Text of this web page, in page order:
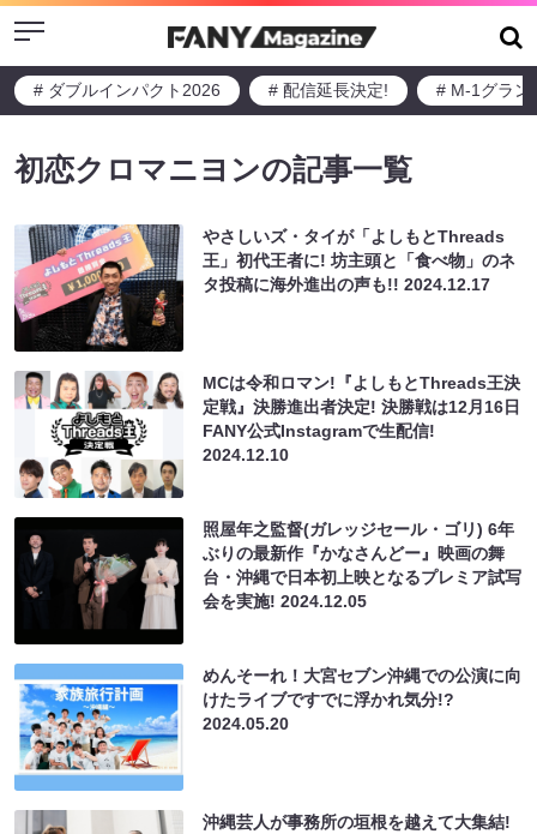
Menu
# ダブルインパクト2026 # 配信延長決定! # M-1グラン
初恋クロマニヨンの記事一覧
やさしいズ・タイが「よしもとThreads
王」初代王者に! 坊主頭と「食べ物」のネ
タ投稿に海外進出の声も!!2024.12.17
MCは令和ロマン!『よしもとThreads王決
定戦』決勝進出者決定! 決勝戦は12月16日
FANY公式Instagramで生配信!
2024.12.10
照屋年之監督(ガレッジセール・ゴリ) 6年
ぶりの最新作『かなさんどー』映画の舞
台・沖縄で日本初上映となるプレミア試写
会を実施!2024.12.05
めんそーれ！大宮セブン沖縄での公演に向
けたライブですでに浮かれ気分!?
2024.05.20
沖縄芸人が事務所の垣根を越えて大集結!